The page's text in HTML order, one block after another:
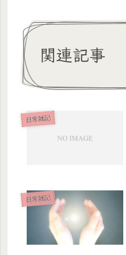
関連記事
日常雑記
日常雑記